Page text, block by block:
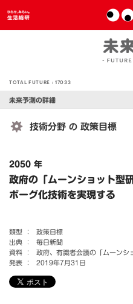
TOTAL FUTURE :17033
未来予測の詳細
技術分野 の 政策目標
2050 年
政府の「ムーンショット型
ボーグ化技術を実現する
類型 ：
政策目標
出典 ：
毎日新聞
資料 ：
政府、有識者会議の「ムーンシ
発表 ：
2019年7月31日